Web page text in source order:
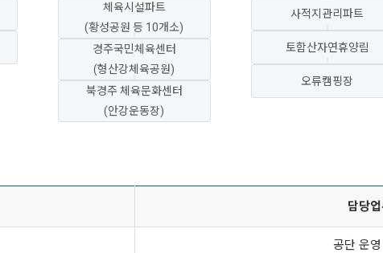
체육시설파트
(황성공원 등 10개소)
경주국민체육센터
(형산강체육공원)
북경주 체육문화센터
(안강운동장)
사적지관리파트
토함산자연휴양림
오류캠핑장
담당
공단 운